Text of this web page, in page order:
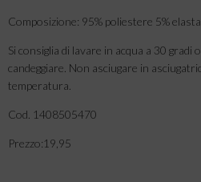
Composizione: 95% poliestere 5%
Si consiglia di lavare in acqua a 30 gradi
candeggiare. Non asciugare in
temperatura.
Cod. 1408505470
Prezzo:19,95